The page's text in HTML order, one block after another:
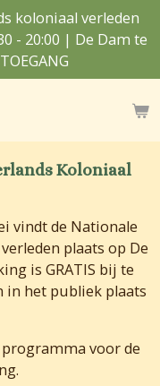
koloniaal verleden
- 20:00 | De Dam te
Koloniaal
vindt de Nationale
plaats op De
is GRATIS bij te
in het publiek plaats
voor de